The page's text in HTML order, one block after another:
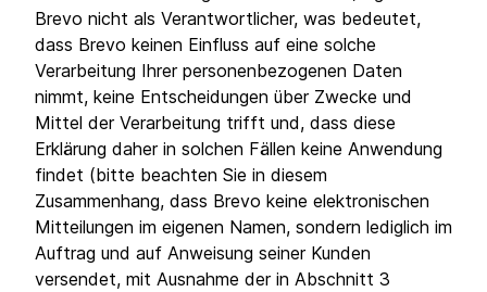
Brevo nicht als Verantwortlicher, was bedeutet,
dass Brevo keinen Einfluss auf eine solche
Verarbeitung Ihrer personenbezogenen Daten
nimmt, keine Entscheidungen über Zwecke und
Mittel der Verarbeitung trifft und, dass diese
Erklärung daher in solchen Fällen keine Anwendung
findet (bitte beachten Sie in diesem
Zusammenhang, dass Brevo keine elektronischen
Mitteilungen im eigenen Namen, sondern lediglich im
Auftrag und auf Anweisung seiner Kunden
versendet, mit Ausnahme der in Abschnitt 3